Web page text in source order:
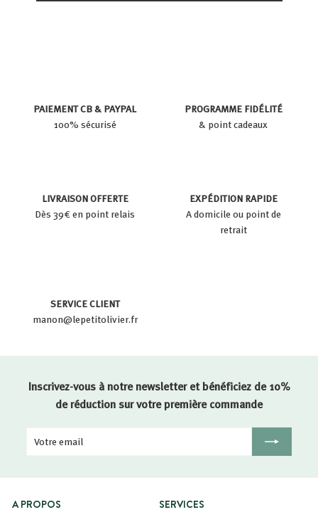
PAIEMENT CB & PAYPAL
100% sécurisé
PROGRAMME FIDÉLITÉ
& point cadeaux
LIVRAISON OFFERTE
Dès 39€ en point relais
EXPÉDITION RAPIDE
A domicile ou point de
retrait
SERVICE CLIENT
manon@lepetitolivier.fr
Inscrivez-vous à notre newsletter et bénéficiez de 10%
de réduction sur votre première commande
Votre
Inscription
A PROPOS
SERVICES